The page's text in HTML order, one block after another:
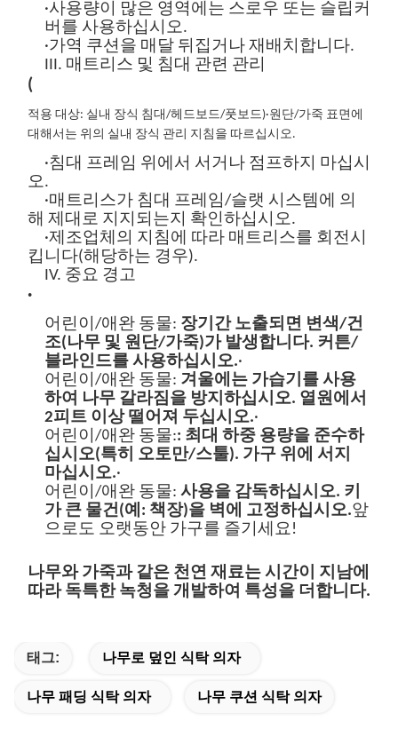
·사용량이 많은 영역에는 스로우 또는 슬립커
버를 사용하십시오.
·가역 쿠션을 매달 뒤집거나 재배치합니다.
III. 매트리스 및 침대 관련 관리
(
적용 대상: 실내 장식 침대/헤드보드/풋보드)·원단/가죽 표면에
대해서는 위의 실내 장식 관리 지침을 따르십시오.
·침대 프레임 위에서 서거나 점프하지 마십시
오.
·매트리스가 침대 프레임/슬랫 시스템에 의
해 제대로 지지되는지 확인하십시오.
·제조업체의 지침에 따라 매트리스를 회전시
킵니다(해당하는 경우).
IV. 중요 경고
·
어린이/애완 동물: 장기간 노출되면 변색/건
조(나무 및 원단/가죽)가 발생합니다. 커튼/
블라인드를 사용하십시오.·
어린이/애완 동물: 겨울에는 가습기를 사용
하여 나무 갈라짐을 방지하십시오. 열원에서
2피트 이상 떨어져 두십시오.·
어린이/애완 동물:: 최대 하중 용량을 준수하
십시오(특히 오토만/스툴). 가구 위에 서지
마십시오.·
어린이/애완 동물: 사용을 감독하십시오. 키
가 큰 물건(예: 책장)을 벽에 고정하십시오.앞
으로도 오랫동안 가구를 즐기세요!
나무와 가죽과 같은 천연 재료는 시간이 지남에
따라 독특한 녹청을 개발하여 특성을 더합니다.
태그: 나무로 덮인 식탁 의자
나무 패딩 식탁 의자 나무 쿠션 식탁 의자